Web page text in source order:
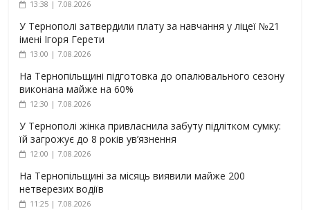
13:38 | 7.08.2026
У Тернополі затвердили плату за навчання у ліцеї №21
імені Ігоря Герети
13:00 | 7.08.2026
На Тернопільщині підготовка до опалювального сезону
виконана майже на 60%
12:30 | 7.08.2026
У Тернополі жінка привласнила забуту підлітком сумку:
їй загрожує до 8 років ув’язнення
12:00 | 7.08.2026
На Тернопільщині за місяць виявили майже 200
нетверезих водіїв
11:25 | 7.08.2026